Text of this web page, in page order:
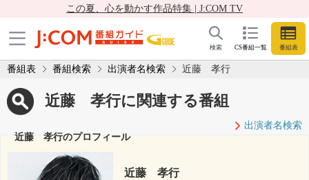
この夏、心を動かす作品特集 | J:COM TV
CS番組一覧 番組表
検索
番組表 番組検索 出演者名検索 近藤 孝行
近藤 孝行に関連する番組
出演者名検索
近藤 孝行のプロフィール
近藤 孝行